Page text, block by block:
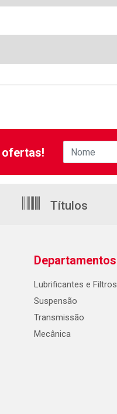
Títulos
Departamentos
Lubrificantes e Filtros
Suspensão
Transmissão
Mecânica